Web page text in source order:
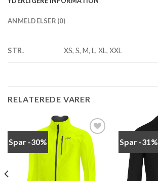
ANMELDELSER (0)
STR. XS, S, M, L, XL, XXL
RELATEREDE VARER
Spar -30%
Add to
wishlist
Spar -31%